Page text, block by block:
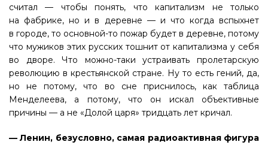
считал — чтобы понять, что капитализм не только
на фабрике, но и в деревне — и что когда вспыхнет
в городе, то основной-то пожар будет в деревне, потому
что мужиков этих русских тошнит от капитализма у себя
во дворе. Что можно-таки устраивать пролетарскую
революцию в крестьянской стране. Ну то есть гений, да,
но не потому, что во сне приснилось, как таблица
Менделеева, а потому, что он искал объективные
причины — а не «Долой царя» тридцать лет кричал.
— Ленин, безусловно, самая радиоактивная фигура